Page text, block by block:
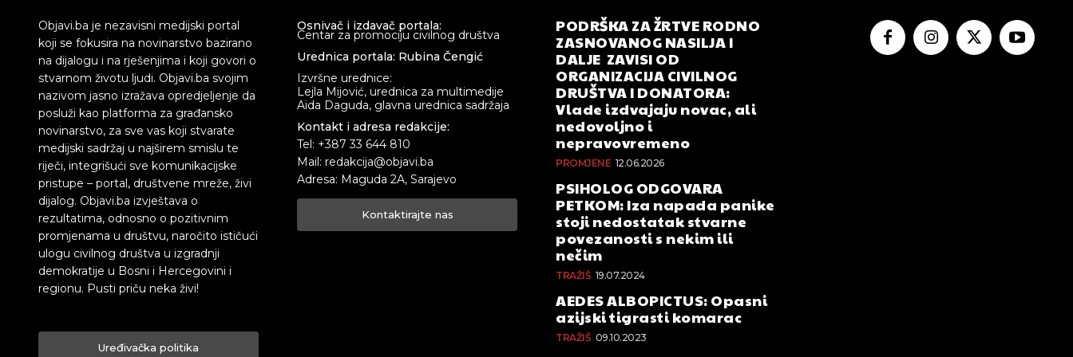
Objavi.ba je nezavisni medijski portal
koji se fokusira na novinarstvo bazirano
na dijalogu i na rješenjima i koji govori o
stvarnom životu ljudi. Objavi.ba svojim
nazivom jasno izražava opredjeljenje da
posluži kao platforma za građansko
novinarstvo, za sve vas koji stvarate
medijski sadržaj u najširem smislu te
riječi, integrišući sve komunikacijske
pristupe – portal, društvene mreže, živi
dijalog. Objavi.ba izvještava o
rezultatima, odnosno o pozitivnim
promjenama u društvu, naročito ističući
ulogu civilnog društva u izgradnji
demokratije u Bosni i Hercegovini i
regionu. Pusti priču neka živi!
Uređivačka politika
Osnivač i izdavač portala:
Centar za promociju civilnog društva
Urednica portala: Rubina Čengić
Izvršne urednice:
Lejla Mijović, urednica za multimedije
Aida Daguda, glavna urednica sadržaja
Kontakt i adresa redakcije:
Tel: +387 33 644 810
Mail: redakcija@objavi.ba
Adresa: Maguda 2A, Sarajevo
Kontaktirajte nas
PODRŠKA ZA ŽRTVE RODNO
ZASNOVANOG NASILJA I
DALJE ZAVISI OD
ORGANIZACIJA CIVILNOG
DRUŠTVA I DONATORA:
Vlade izdvajaju novac, ali
nedovoljno i
nepravovremeno
PROMJENE 12.06.2026
PSIHOLOG ODGOVARA
PETKOM: Iza napada panike
stoji nedostatak stvarne
povezanosti s nekim ili
nečim
TRAŽIŠ 19.07.2024
AEDES ALBOPICTUS: Opasni
azijski tigrasti komarac
TRAŽIŠ 09.10.2023